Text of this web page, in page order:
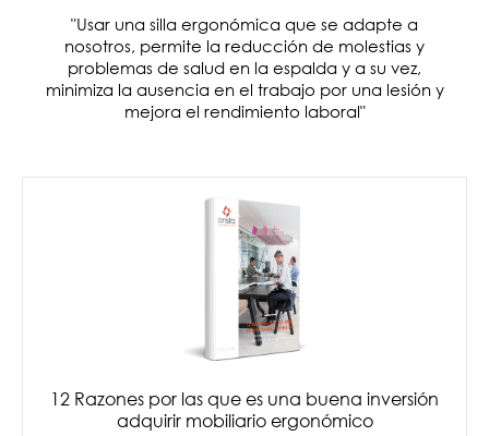
"Usar una silla ergonómica que se adapte a
nosotros, permite la reducción de molestias y
problemas de salud en la espalda y a su vez,
minimiza la ausencia en el trabajo por una lesión y
mejora el rendimiento laboral"